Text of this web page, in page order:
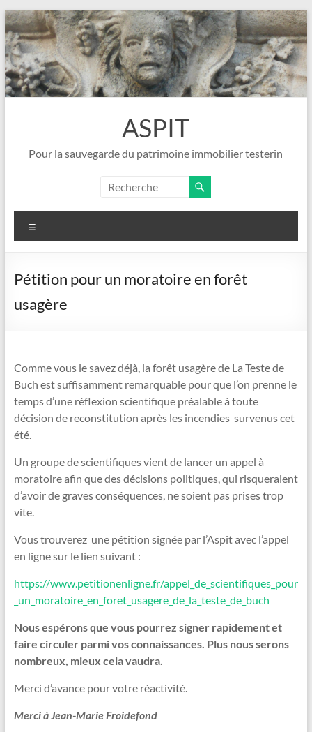
Aller
au
contenu
ASPIT
Pour la sauvegarde du patrimoine immobilier testerin
Pétition pour un moratoire en forêt
usagère
Comme vous le savez déjà, la forêt usagère de La Teste de
Buch est suffisamment remarquable pour que l’on prenne le
temps d’une réflexion scientifique préalable à toute
décision de reconstitution après les incendies survenus cet
été.
Un groupe de scientifiques vient de lancer un appel à
moratoire afin que des décisions politiques, qui risqueraient
d’avoir de graves conséquences, ne soient pas prises trop
vite.
Vous trouverez une pétition signée par l’Aspit avec l’appel
en ligne sur le lien suivant :
https://www.petitionenligne.fr/appel_de_scientifiques_pour
_un_moratoire_en_foret_usagere_de_la_teste_de_buch
Nous espérons que vous pourrez signer rapidement et
faire circuler parmi vos connaissances. Plus nous serons
nombreux, mieux cela vaudra.
Merci d’avance pour votre réactivité.
Merci à Jean-Marie Froidefond